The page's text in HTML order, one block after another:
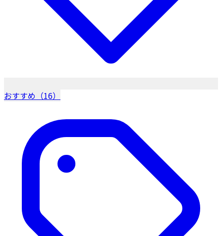
おすすめ（16）